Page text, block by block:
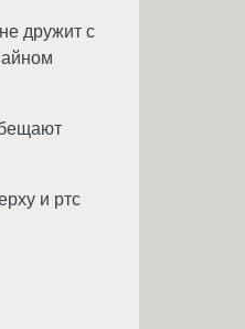
дружит с
и ртс